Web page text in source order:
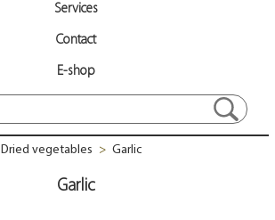
Services
Contact
E-shop
Dried vegetables > Garlic
Garlic